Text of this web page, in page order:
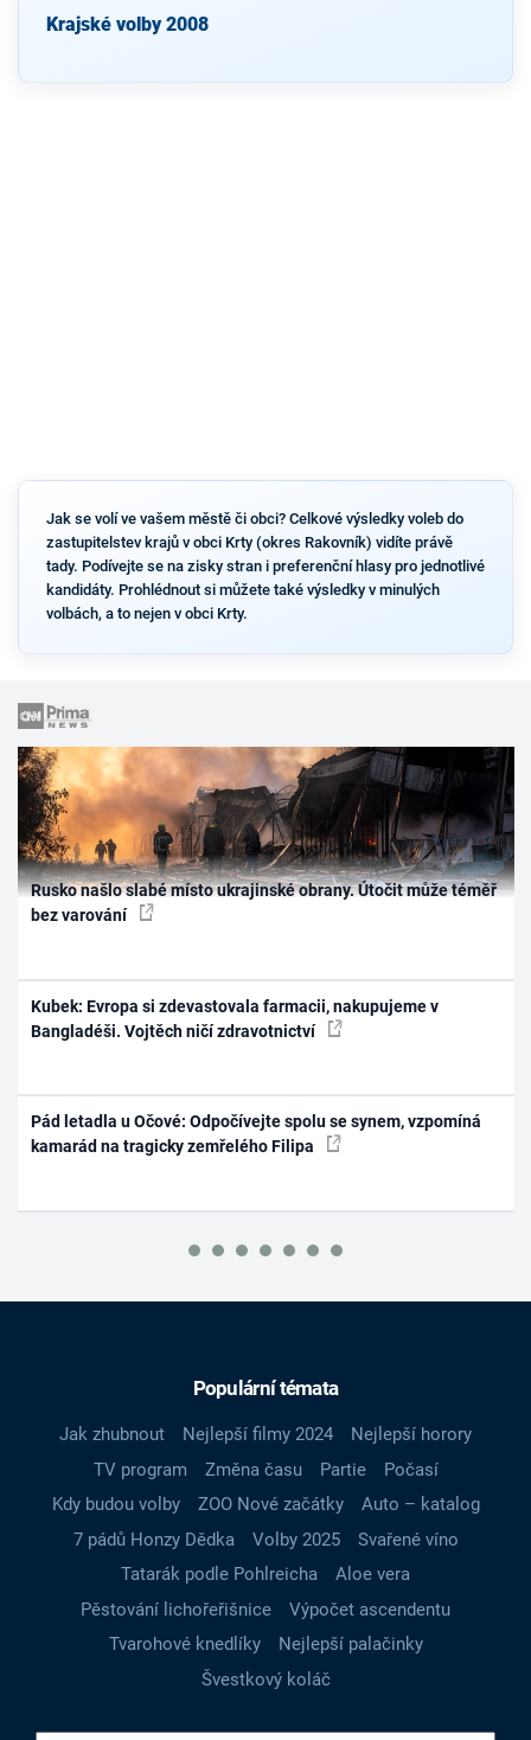
Krajské volby 2008
Jak se volí ve vašem městě či obci? Celkové výsledky voleb do
zastupitelstev krajů v obci Krty (okres Rakovník) vidíte právě
tady. Podívejte se na zisky stran i preferenční hlasy pro jednotlivé
kandidáty. Prohlédnout si můžete také výsledky v minulých
volbách, a to nejen v obci Krty.
Rusko našlo slabé místo ukrajinské obrany. Útočit může téměř
bez varování
Kubek: Evropa si zdevastovala farmacii, nakupujeme v
Bangladéši. Vojtěch ničí zdravotnictví
Pád letadla u Očové: Odpočívejte spolu se synem, vzpomíná
kamarád na tragicky zemřelého Filipa
Populární témata
Jak zhubnout Nejlepší filmy 2024
Nejlepší horory
TV program
Změna času Partie
Počasí
Kdy budou volby
ZOO Nové začátky
Auto – katalog
7 pádů Honzy Dědka
Volby 2025
Svařené víno
Tatarák podle Pohlreicha
Aloe vera
Pěstování lichořeřišnice
Výpočet ascendentu
Tvarohové knedlíky
Nejlepší palačinky
Švestkový koláč